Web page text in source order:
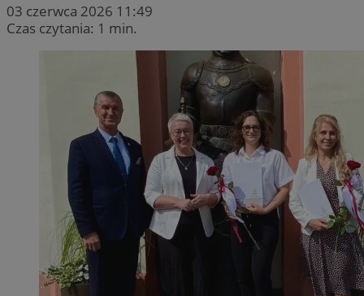
03 czerwca 2026 11:49
Czas czytania: 1 min.